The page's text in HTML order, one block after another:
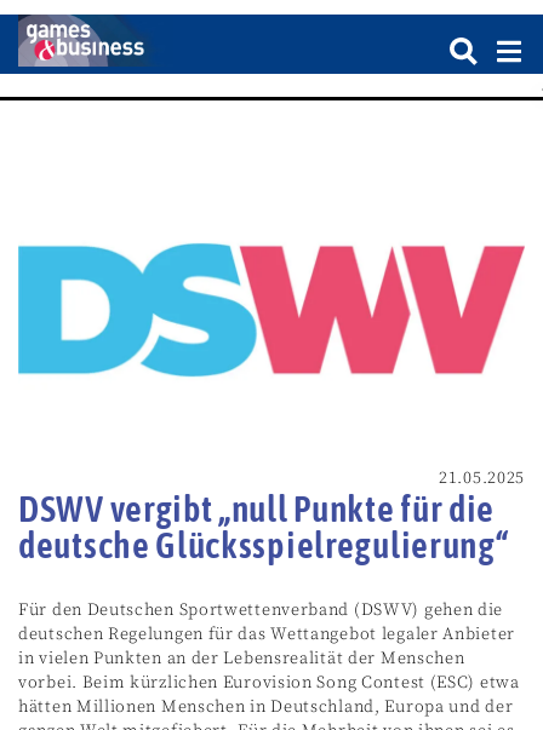
21.05.2025
DSWV vergibt „null Punkte für die
deutsche Glücksspielregulierung“
Für den Deutschen Sportwettenverband (DSWV) gehen die
deutschen Regelungen für das Wettangebot legaler Anbieter
in vielen Punkten an der Lebensrealität der Menschen
vorbei. Beim kürzlichen Eurovision Song Contest (ESC) etwa
hätten Millionen Menschen in Deutschland, Europa und der